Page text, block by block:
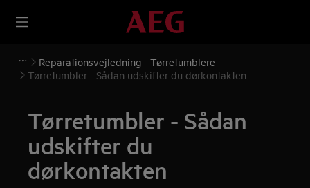
Reparationsvejledning - Tørretumblere
Tørretumbler - Sådan udskifter du dørkontakten
Tørretumbler - Sådan
udskifter du
dørkontakten